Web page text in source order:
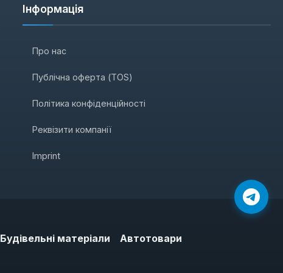
Інформація
Про нас
Публічна оферта (TOS)
Політика конфіденційності
Реквізити компанії
Imprint
Будівельні матеріали Автотовари